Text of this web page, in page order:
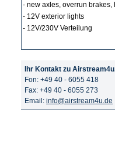
- new axles, overrun brakes,
- 12V exterior lights
- 12V/230V Verteilung
Ihr Kontakt zu
Fon: +49 40 - 6055 418
Fax: +49 40 - 6055 273
Email: info@airstream4u.de